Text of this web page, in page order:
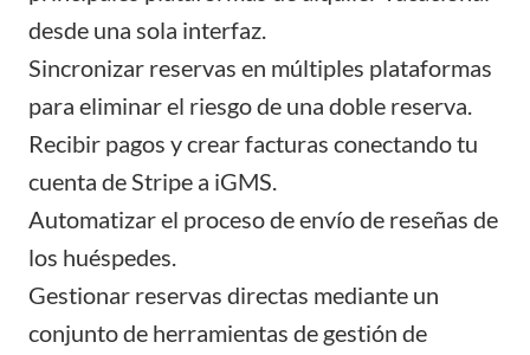
desde una sola interfaz.
Sincronizar reservas en múltiples plataformas
para eliminar el riesgo de una doble reserva.
Recibir pagos y crear facturas conectando tu
cuenta de Stripe a iGMS.
Automatizar el proceso deenvío de reseñas de
los huéspedes.
Gestionar reservas directas mediante un
conjunto de herramientas de gestión de